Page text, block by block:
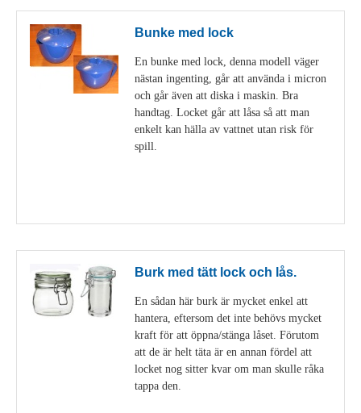
Bunke med lock
En bunke med lock, denna modell väger
nästan ingenting, går att använda i micron
och går även att diska i maskin. Bra
handtag. Locket går att låsa så att man
enkelt kan hälla av vattnet utan risk för
spill.
Burk med tätt lock och lås.
En sådan här burk är mycket enkel att
hantera, eftersom det inte behövs mycket
kraft för att öppna/stänga låset. Förutom
att de är helt täta är en annan fördel att
locket nog sitter kvar om man skulle råka
tappa den.